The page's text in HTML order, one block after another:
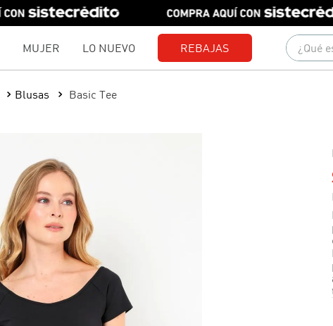
MUJER LO NUEVO REBAJAS
¿Qué estás
Blusas Basic Tee